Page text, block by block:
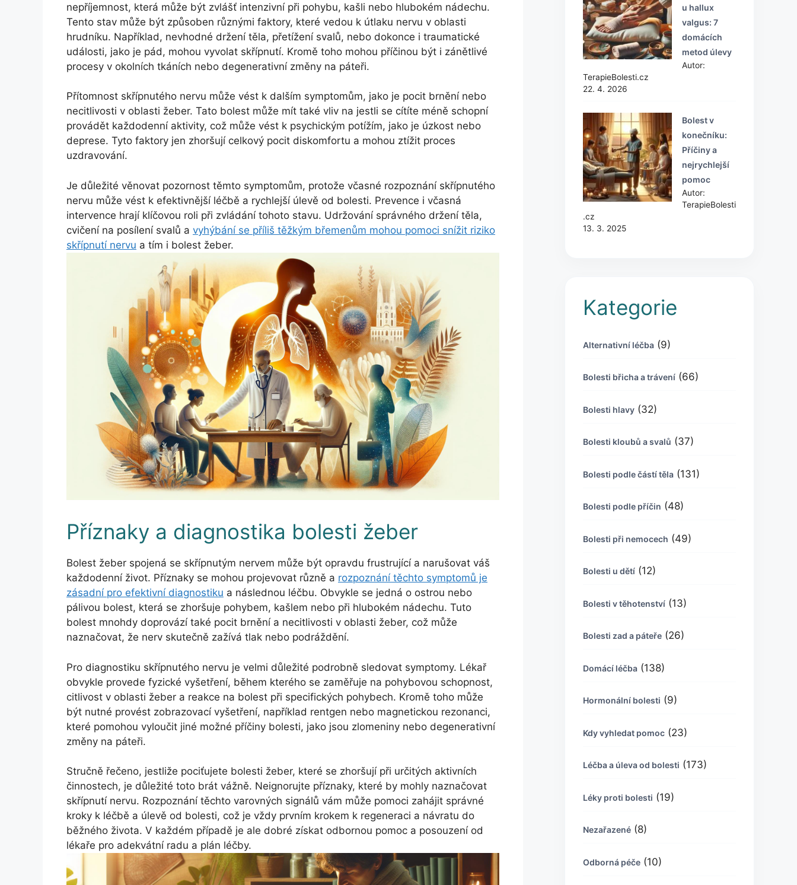
nepříjemnost, která může být zvlášť intenzivní při pohybu, kašli nebo hlubokém nádechu.
Tento stav může být způsoben různými faktory, které vedou k útlaku nervu v oblasti
hrudníku. Například, nevhodné držení těla, přetížení svalů, nebo dokonce i traumatické
události, jako je pád, mohou vyvolat skřípnutí. Kromě toho mohou příčinou být i zánětlivé
procesy v okolních tkáních nebo degenerativní změny na páteři.
Přítomnost skřípnutého nervu může vést k dalším symptomům, jako je pocit brnění nebo
necitlivosti v oblasti žeber. Tato bolest může mít také vliv na jestli se cítíte méně schopní
provádět každodenní aktivity, což může vést k psychickým potížím, jako je úzkost nebo
deprese. Tyto faktory jen zhoršují celkový pocit diskomfortu a mohou ztížit proces
uzdravování.
Je důležité věnovat pozornost těmto symptomům, protože včasné rozpoznání skřípnutého
nervu může vést k efektivnější léčbě a rychlejší úlevě od bolesti. Prevence i včasná
intervence hrají klíčovou roli při zvládání tohoto stavu. Udržování správného držení těla,
cvičení na posílení svalů a vyhýbání se příliš těžkým břemenům mohou pomoci snížit riziko
skřípnutí nervu a tím i bolest žeber.
Příznaky a diagnostika bolesti žeber
Bolest žeber spojená se skřípnutým nervem může být opravdu frustrující a narušovat váš
každodenní život. Příznaky se mohou projevovat různě a rozpoznání těchto symptomů je
zásadní pro efektivní diagnostiku a následnou léčbu. Obvykle se jedná o ostrou nebo
pálivou bolest, která se zhoršuje pohybem, kašlem nebo při hlubokém nádechu. Tuto
bolest mnohdy doprovází také pocit brnění a necitlivosti v oblasti žeber, což může
naznačovat, že nerv skutečně zažívá tlak nebo podráždění.
Pro diagnostiku skřípnutého nervu je velmi důležité podrobně sledovat symptomy. Lékař
obvykle provede fyzické vyšetření, během kterého se zaměřuje na pohybovou schopnost,
citlivost v oblasti žeber a reakce na bolest při specifických pohybech. Kromě toho může
být nutné provést zobrazovací vyšetření, například rentgen nebo magnetickou rezonanci,
které pomohou vyloučit jiné možné příčiny bolesti, jako jsou zlomeniny nebo degenerativní
změny na páteři.
Stručně řečeno, jestliže pociťujete bolesti žeber, které se zhoršují při určitých aktivních
činnostech, je důležité toto brát vážně. Neignorujte příznaky, které by mohly naznačovat
skřípnutí nervu. Rozpoznání těchto varovných signálů vám může pomoci zahájit správné
kroky k léčbě a úlevě od bolesti, což je vždy prvním krokem k regeneraci a návratu do
běžného života. V každém případě je ale dobré získat odbornou pomoc a posouzení od
lékaře pro adekvátní radu a plán léčby.
u hallux
valgus: 7
domácích
metod úlevy
Autor:
TerapieBolesti.cz
22. 4. 2026
Bolest v
konečníku:
Příčiny a
nejrychlejší
pomoc
Autor:
TerapieBolesti
.cz
13. 3. 2025
Kategorie
Alternativní léčba (9)
Bolesti břicha a trávení (66)
Bolesti hlavy (32)
Bolesti kloubů a svalů (37)
Bolesti podle částí těla (131)
Bolesti podle příčin (48)
Bolesti při nemocech (49)
Bolesti u dětí (12)
Bolesti v těhotenství (13)
Bolesti zad a páteře (26)
Domácí léčba (138)
Hormonální bolesti (9)
Kdy vyhledat pomoc (23)
Léčba a úleva od bolesti (173)
Léky proti bolesti (19)
Nezařazené (8)
Odborná péče (10)